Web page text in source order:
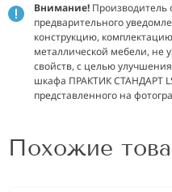
Внимание! Производитель
предварительного
конструкцию,
металлической мебели, не
свойств, с целью
шкафа ПРАКТИК СТАНДАРТ
представленного на
Похожие